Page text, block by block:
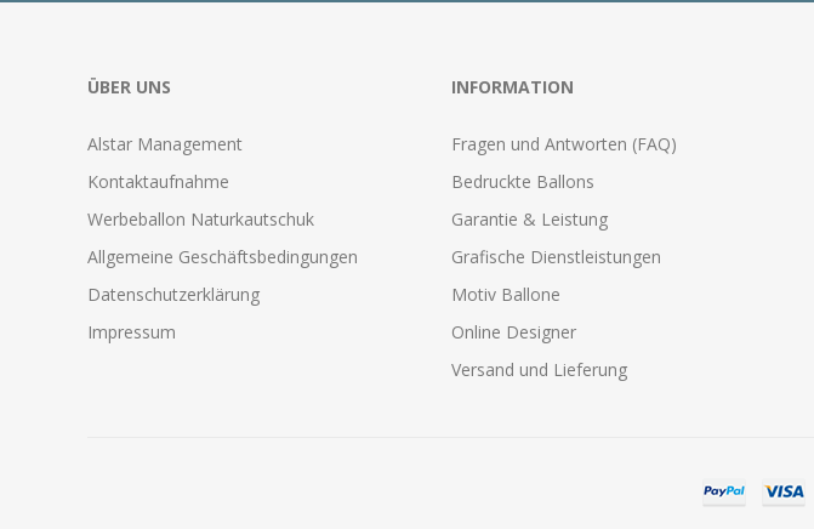
ÜBER UNS
Alstar Management
Kontaktaufnahme
Werbeballon Naturkautschuk
Allgemeine Geschäftsbedingungen
Datenschutzerklärung
Impressum
INFORMATION
Fragen und Antworten (FAQ)
Bedruckte Ballons
Garantie & Leistung
Grafische Dienstleistungen
Motiv Ballone
Online Designer
Versand und Lieferung